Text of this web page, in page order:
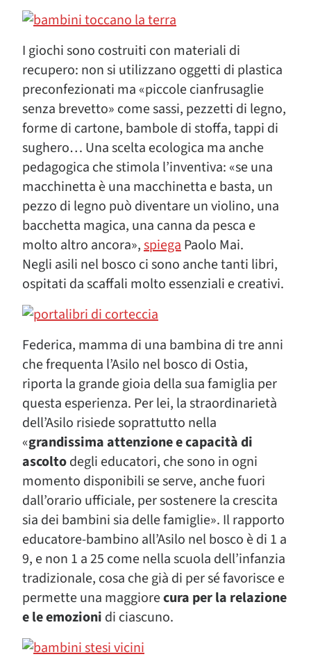
I giochi sono costruiti con materiali di
recupero: non si utilizzano oggetti di plastica
preconfezionati ma «piccole cianfrusaglie
senza brevetto» come sassi, pezzetti di legno,
forme di cartone, bambole di stoffa, tappi di
sughero… Una scelta ecologica ma anche
pedagogica che stimola l’inventiva: «se una
macchinetta è una macchinetta e basta, un
pezzo di legno può diventare un violino, una
bacchetta magica, una canna da pesca e
molto altro ancora»,spiegaPaolo Mai.
Negli asili nel bosco ci sono anche tanti libri,
ospitati da scaffali molto essenziali e creativi.
Federica, mamma di una bambina di tre anni
che frequenta l’Asilo nel bosco di Ostia,
riporta la grande gioia della sua famiglia per
questa esperienza. Per lei, la straordinarietà
dell’Asilo risiede soprattutto nella
«grandissima attenzione e capacità di
ascoltodegli educatori, che sono in ogni
momento disponibili se serve, anche fuori
dall’orario ufficiale, per sostenere la crescita
sia dei bambini sia delle famiglie». Il rapporto
educatore-bambino all’Asilo nel bosco è di 1 a
9, e non 1 a 25 come nella scuola dell’infanzia
tradizionale, cosa che già di per sé favorisce e
permette una maggiorecura per la relazione
e le emozioni di ciascuno.